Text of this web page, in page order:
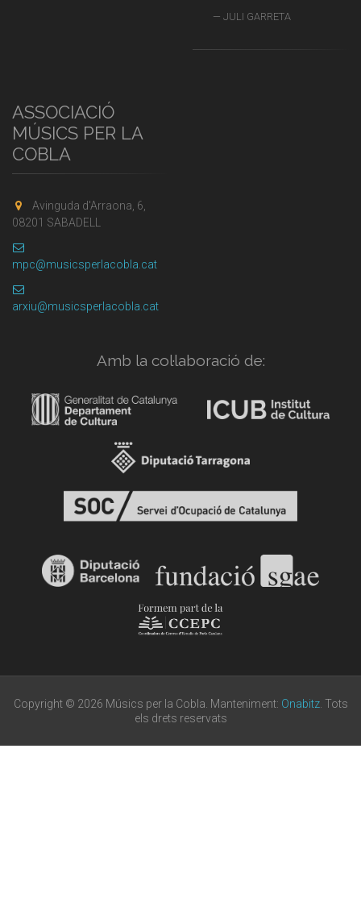
JULI GARRETA
ASSOCIACIÓ
MÚSICS PER LA
COBLA
Avinguda d'Arraona, 6,
08201 SABADELL
mpc@musicsperlacobla.cat
arxiu@musicsperlacobla.cat
Amb la col·laboració de:
Copyright © 2026 Músics per la Cobla. Manteniment: Onabitz. Tots
els drets reservats